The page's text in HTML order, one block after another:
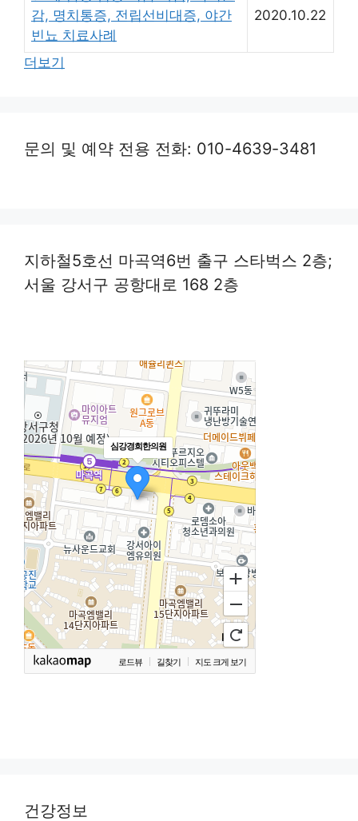
감, 명치통증, 전립선비대증, 야간
빈뇨 치료사례
2020.10.22
더보기
문의 및 예약 전용 전화: 010-4639-3481
지하철5호선 마곡역6번 출구 스타벅스 2층;
서울 강서구 공항대로 168 2층
심강경희한의원
로드뷰 길찾기 지도 크게 보기
건강정보